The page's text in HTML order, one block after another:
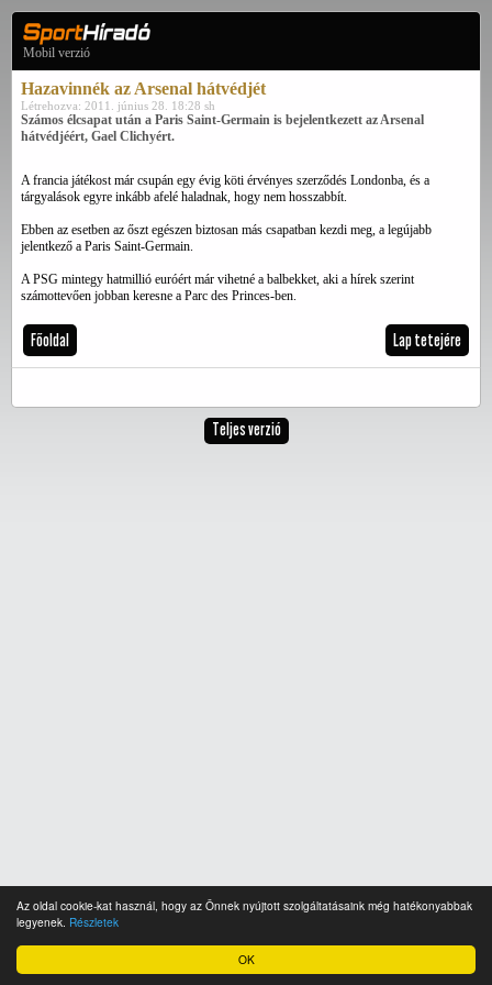
OK
Az oldal cookie-kat használ, hogy az Önnek nyújtott szolgáltatásaink még hatékonyabbak
legyenek. Részletek
Mobil verzió
Hazavinnék az Arsenal hátvédjét
Létrehozva: 2011. június 28. 18:28 sh
Számos élcsapat után a Paris Saint-Germain is bejelentkezett az Arsenal
hátvédjéért, Gael Clichyért.
A francia játékost már csupán egy évig köti érvényes szerződés Londonba, és a
tárgyalások egyre inkább afelé haladnak, hogy nem hosszabbít.
Ebben az esetben az őszt egészen biztosan más csapatban kezdi meg, a legújabb
jelentkező a Paris Saint-Germain.
A PSG mintegy hatmillió euróért már vihetné a balbekket, aki a hírek szerint
számottevően jobban keresne a Parc des Princes-ben.
Főoldal Lap tetejére
Teljes verzió